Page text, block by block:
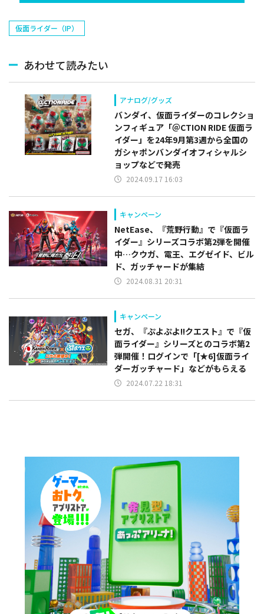
仮面ライダー（IP）
あわせて読みたい
アナログ/グッズ
バンダイ、仮面ライダーのコレクショ
ンフィギュア「＠CTION RIDE 仮面ラ
イダー」を24年9月第3週から全国の
ガシャポンバンダイオフィシャルシ
ョップなどで発売
2024.09.17 16:03
キャンペーン
NetEase、『荒野行動』で『仮面ラ
イダー』シリーズコラボ第2弾を開催
中…クウガ、電王、エグゼイド、ビル
ド、ガッチャードが集結
2024.08.31 20:31
キャンペーン
セガ、『ぷよぷよ!!クエスト』で『仮
面ライダー』シリーズとのコラボ第2
弾開催！ログインで「[★6]仮面ライ
ダーガッチャード」などがもらえる
2024.07.22 18:31